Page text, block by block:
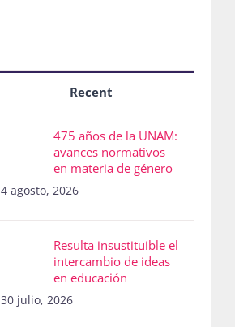
Recent
475 años de la UNAM:
avances normativos
en materia de género
4 agosto, 2026
Resulta insustituible el
intercambio de ideas
en educación
30 julio, 2026